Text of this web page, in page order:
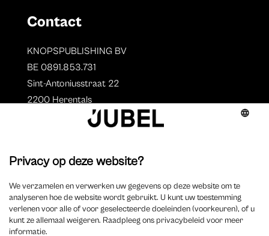
Contact
KNOPSPUBLISHING BV
BE 0891.853.731
Sint-Antoniusstraat 22
2200 Herentals
Auteurs
Overzicht auteurs
Auteur worden?